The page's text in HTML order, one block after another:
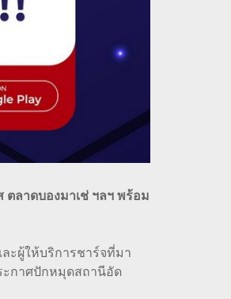
ลาดบองมาเช่ ฯลฯ พร้อม
ะผู้ให้บริการชาร์จที่มา
ะกาศปักหมุดสถานีอัด